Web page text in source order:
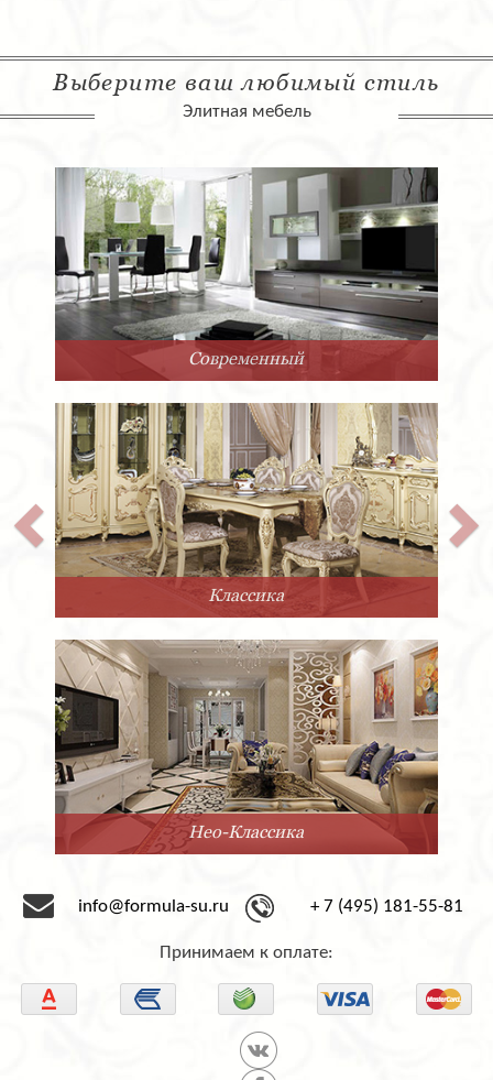
Выберите ваш любимый стиль
Элитная мебель
Минимализм
info@formula-su.ru + 7 (495) 181-55-81
Принимаем к оплате: